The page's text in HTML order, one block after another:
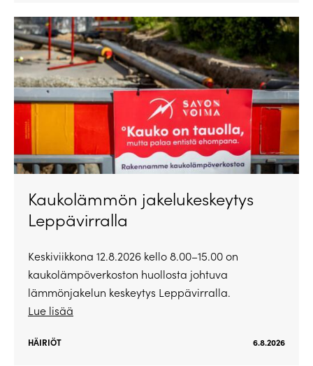
Kaukolämmön jakelukeskeytys
Leppävirralla
Keskiviikkona 12.8.2026 kello 8.00–15.00 on
kaukolämpöverkoston huollosta johtuva
lämmönjakelun keskeytys Leppävirralla.
Lue lisää
HÄIRIÖT 6.8.2026